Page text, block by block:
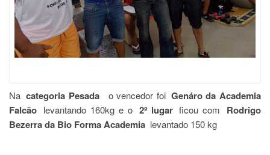
Na categoria Pesada o vencedor foi Genáro da Academia
Falcão levantando 160kg e o 2º lugar ficou com
Rodrigo
Bezerra da Bio Forma Academia levantado 150 kg